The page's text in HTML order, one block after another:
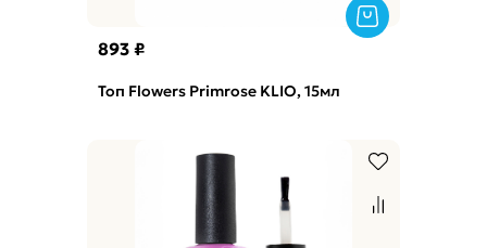
893 ₽
Топ Flowers Primrose KLIO, 15мл